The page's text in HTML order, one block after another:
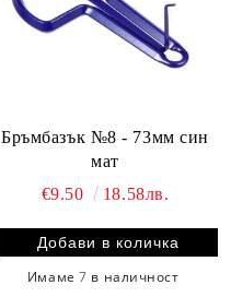
Бръмбазък №8 - 73мм син
мат
€9.50
18.58лв.
Имаме7 в наличност